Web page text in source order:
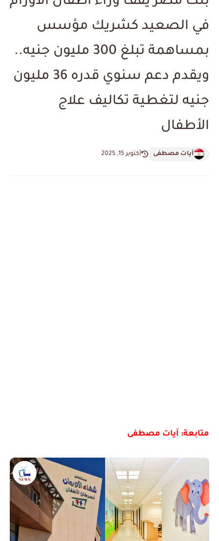
في الصعيد كشريك مؤسس
بمساهمة تبلغ 300 مليون جنيه..
ويقدم دعم سنوي قدره 36 مليون
جنيه لتغطية تكاليف علاج
الأطفال
آيات مصطفى أكتوبر 15, 2025
متابعة: آيات مصطفى